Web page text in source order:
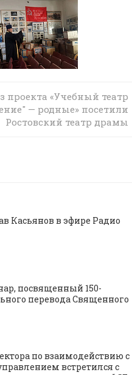
копии церкви
в станице Казанской
проекта «Учебный театр
— родные» посетили
Ростовский театр драмы
Касьянов в эфире Радио
посвященный 150-
перевода Священного
по взаимодействию с
встретился с